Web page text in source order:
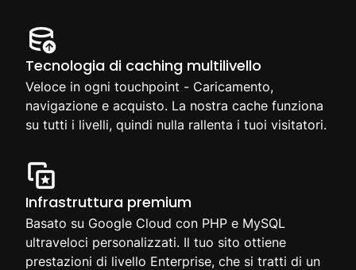
Tecnologia di caching multilivello
Veloce in ogni touchpoint - Caricamento,
navigazione e acquisto. La nostra cache funziona
su tutti i livelli, quindi nulla rallenta i tuoi visitatori.
Infrastruttura premium
Basato su Google Cloud con PHP e MySQL
ultraveloci personalizzati. Il tuo sito ottiene
prestazioni di livello Enterprise, che si tratti di un